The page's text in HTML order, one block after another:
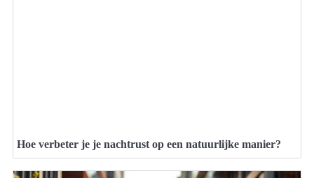
Hoe verbeter je je nachtrust op een natuurlijke manier?